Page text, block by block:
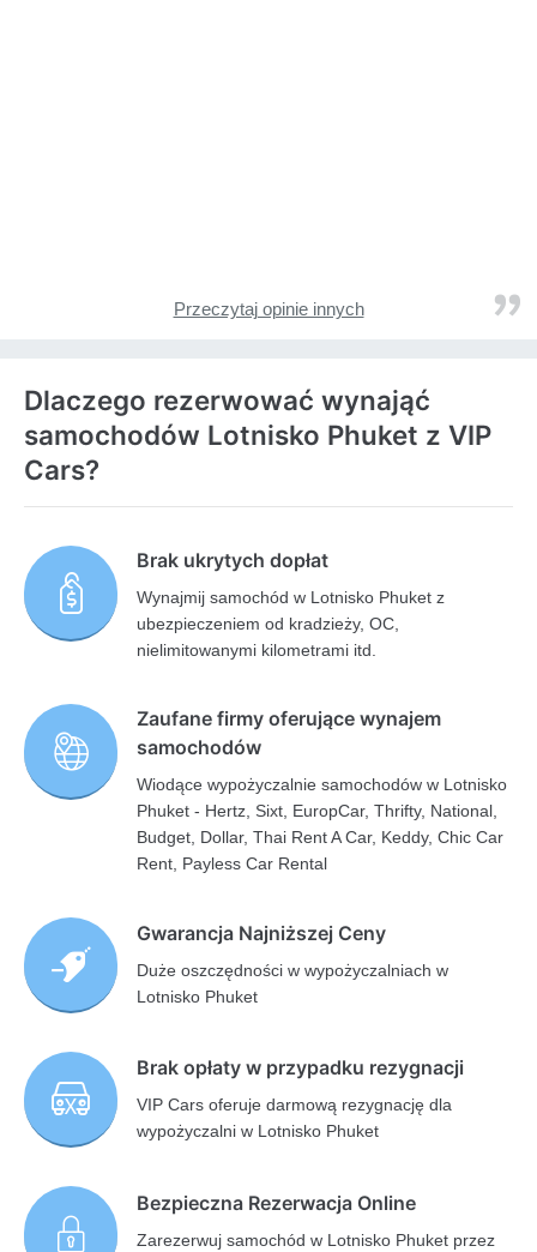
Przeczytaj opinie innych
Dlaczego rezerwować wynająć
samochodów Lotnisko Phuket z VIP
Cars?
Brak ukrytych dopłat
Wynajmij samochód w Lotnisko Phuket z
ubezpieczeniem od kradzieży, OC,
nielimitowanymi kilometrami itd.
Zaufane firmy oferujące wynajem
samochodów
Wiodące wypożyczalnie samochodów w Lotnisko
Phuket - Hertz, Sixt, EuropCar, Thrifty, National,
Budget, Dollar, Thai Rent A Car, Keddy, Chic Car
Rent, Payless Car Rental
Gwarancja Najniższej Ceny
Duże oszczędności w wypożyczalniach w
Lotnisko Phuket
Brak opłaty w przypadku rezygnacji
VIP Cars oferuje darmową rezygnację dla
wypożyczalni w Lotnisko Phuket
Bezpieczna Rezerwacja Online
Zarezerwuj samochód w Lotnisko Phuket przez